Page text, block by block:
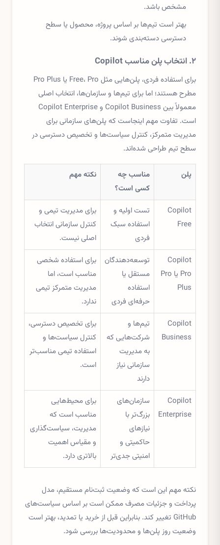
مشخص باشد.
بهتر است تیم‌ها بر اساس پروژه، محصول یا سطح
دسترسی دسته‌بندی شوند.
۲. انتخاب پلن مناسب Copilot
برای استفاده فردی، پلن‌هایی مثل Free، Pro یا Pro Plus
مطرح هستند؛ اما برای تیم‌ها و سازمان‌ها، انتخاب اصلی
معمولاً بین Copilot Business و Copilot Enterprise
است. تفاوت مهم اینجاست که پلن‌های سازمانی برای
مدیریت متمرکز، کنترل سیاست‌ها و تخصیص دسترسی در
سطح تیم طراحی شده‌اند.
پلن
مناسب چه
کسی است؟
نکته مهم
Copilot
Free
تست اولیه و
استفاده سبک
فردی
برای مدیریت تیمی و
کنترل سازمانی انتخاب
اصلی نیست.
Copilot
Pro یا Pro
Plus
توسعه‌دهندگان
مستقل یا
استفاده
حرفه‌ای فردی
برای استفاده شخصی
مناسب است، اما
مدیریت متمرکز تیمی
ندارد.
Copilot
Business
تیم‌ها و
شرکت‌هایی که
به مدیریت
سازمانی نیاز
دارند
برای تخصیص دسترسی،
کنترل سیاست‌ها و
استفاده تیمی مناسب‌تر
است.
Copilot
Enterprise
سازمان‌های
بزرگ‌تر با
نیازهای
حاکمیتی و
امنیتی جدی‌تر
برای محیط‌هایی
مناسب است که
مدیریت، سیاست‌گذاری
و مقیاس اهمیت
بالاتری دارد.
نکته مهم این است که وضعیت ثبت‌نام مستقیم، مدل
پرداخت و جزئیات مصرف ممکن است بر اساس سیاست‌های
GitHub تغییر کند. بنابراین قبل از خرید یا تمدید، بهتر است
وضعیت روز پلن‌ها و محدودیت‌ها بررسی شود.